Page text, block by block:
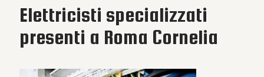
Elettricisti specializzati
presenti a Roma Cornelia